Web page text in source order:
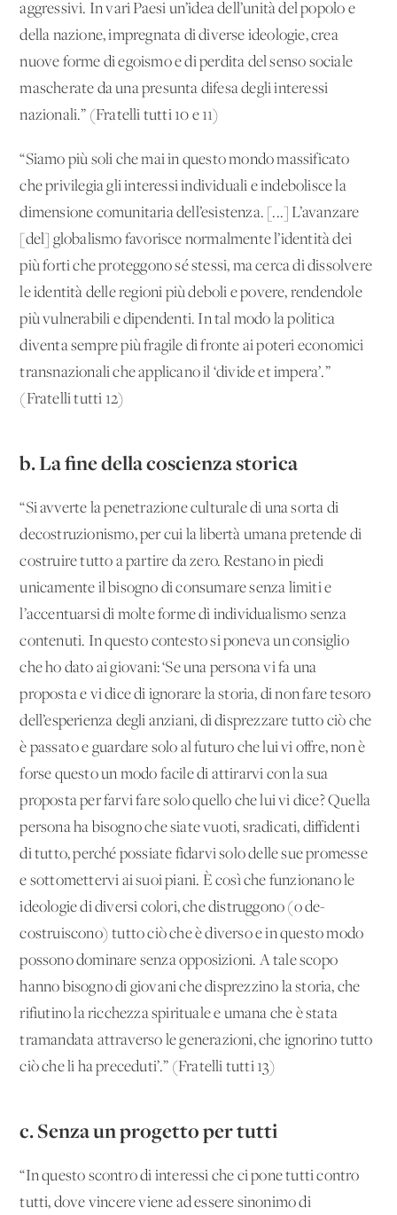
aggressivi. In vari Paesi un’idea dell’unità del popolo e
della nazione, impregnata di diverse ideologie, crea
nuove forme di egoismo e di perdita del senso sociale
mascherate da una presunta difesa degli interessi
nazionali.” (Fratelli tutti 10 e 11)
“Siamo più soli che mai in questo mondo massificato
che privilegia gli interessi individuali e indebolisce la
dimensione comunitaria dell’esistenza. [...] L’avanzare
[del] globalismo favorisce normalmente l’identità dei
più forti che proteggono sé stessi, ma cerca di dissolvere
le identità delle regioni più deboli e povere, rendendole
più vulnerabili e dipendenti. In tal modo la politica
diventa sempre più fragile di fronte ai poteri economici
transnazionali che applicano il ‘divide et impera’.”
(Fratelli tutti 12)
b. La fine della coscienza storica
“Si avverte la penetrazione culturale di una sorta di
decostruzionismo, per cui la libertà umana pretende di
costruire tutto a partire da zero. Restano in piedi
unicamente il bisogno di consumare senza limiti e
l’accentuarsi di molte forme di individualismo senza
contenuti. In questo contesto si poneva un consiglio
che ho dato ai giovani: ‘Se una persona vi fa una
proposta e vi dice di ignorare la storia, di non fare tesoro
dell’esperienza degli anziani, di disprezzare tutto ciò che
è passato e guardare solo al futuro che lui vi offre, non è
forse questo un modo facile di attirarvi con la sua
proposta per farvi fare solo quello che lui vi dice? Quella
persona ha bisogno che siate vuoti, sradicati, diffidenti
di tutto, perché possiate fidarvi solo delle sue promesse
e sottomettervi ai suoi piani. È così che funzionano le
ideologie di diversi colori, che distruggono (o de-
costruiscono) tutto ciò che è diverso e in questo modo
possono dominare senza opposizioni. A tale scopo
hanno bisogno di giovani che disprezzino la storia, che
rifiutino la ricchezza spirituale e umana che è stata
tramandata attraverso le generazioni, che ignorino tutto
ciò che li ha preceduti’.” (Fratelli tutti 13)
c. Senza un progetto per tutti
“In questo scontro di interessi che ci pone tutti contro
tutti, dove vincere viene ad essere sinonimo di